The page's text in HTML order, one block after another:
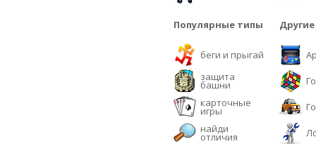
Популярные типы
беги и прыгай
защита
башни
карточные
игры
найди
отличия